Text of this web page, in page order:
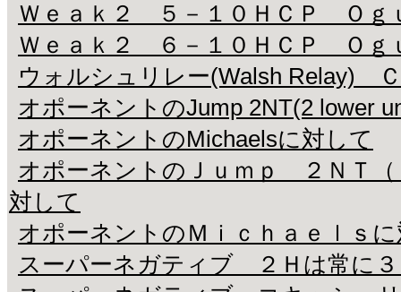
Ｗｅａｋ２ ５－１０ＨＣＰ Ｏｇ
Ｗｅａｋ２ ６－１０ＨＣＰ Ｏｇ
ウォルシュリレー(Walsh Relay)
オポーネントのJump 2NT(2 lower
オポーネントのMichaelsに対して
オポーネントのＪｕｍｐ ２ＮＴ
対して
オポーネントのＭｉｃｈａｅｌｓ
スーパーネガティブ ２Ｈは常に３